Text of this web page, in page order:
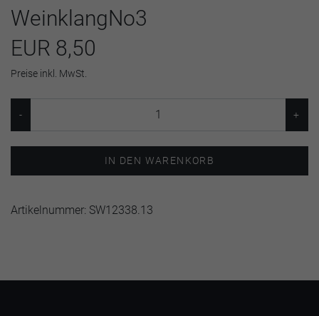
WeinklangNo3
EUR 8,50
Preise inkl. MwSt.
IN DEN WARENKORB
Artikelnummer: SW12338.13